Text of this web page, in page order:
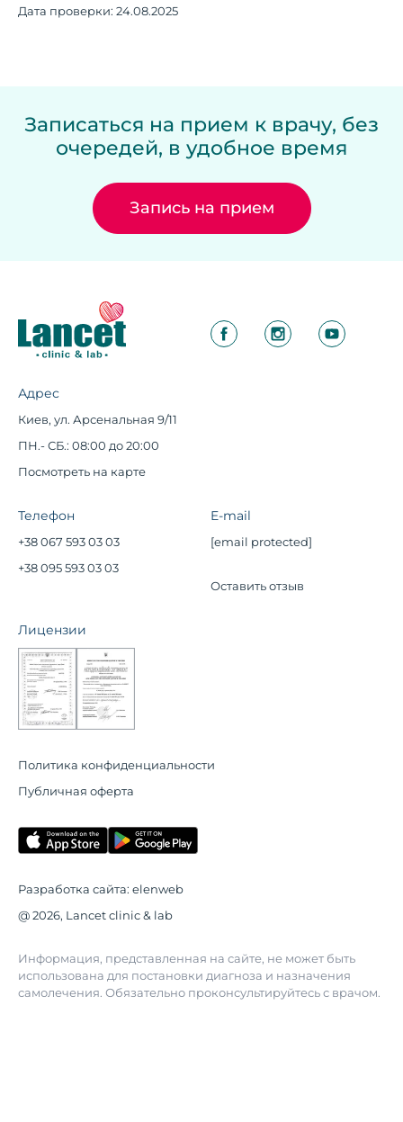
Дата проверки: 24.08.2025
Записаться на прием к врачу, без
очередей, в удобное время
Запись на прием
Адрес
Киев, ул. Арсенальная 9/11
ПН.- СБ.: 08:00 до 20:00
Посмотреть на карте
Телефон
+38 067 593 03 03
+38 095 593 03 03
E-mail
[email protected]
Оставить отзыв
Лицензии
Политика конфиденциальности
Публичная оферта
Разработка сайта: elenweb
@ 2026, Lancet clinic & lab
Информация, представленная на сайте, не может быть
использована для постановки диагноза и назначения
самолечения. Обязательно проконсультируйтесь с врачом.